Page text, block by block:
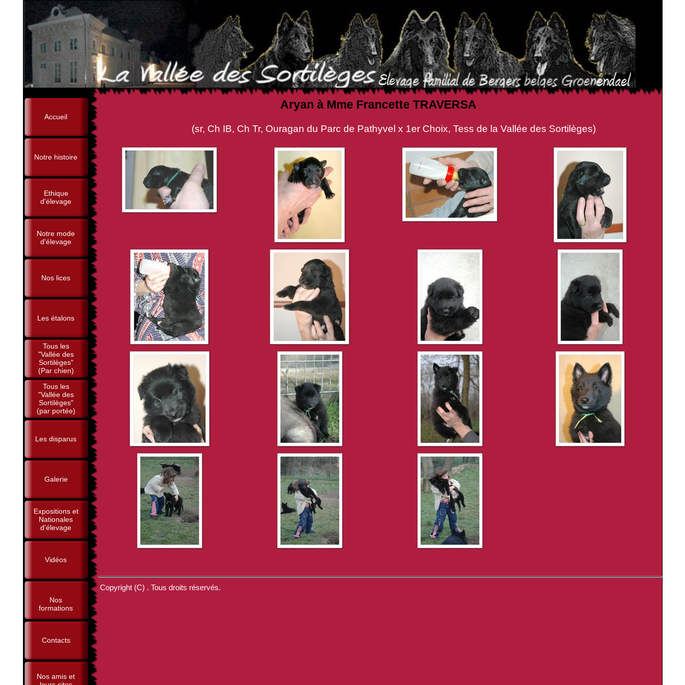
Accueil
Notre histoire
Ethique
d'élevage
Notre mode
d'élevage
Nos lices
Les étalons
Tous les
"Vallée des
Sortilèges"
(Par chien)
Tous les
"Vallée des
Sortilèges"
(par portée)
Les disparus
Galerie
Expositions et
Nationales
d'élevage
Vidéos
Nos
formations
Contacts
Nos amis et
Aryan à Mme Francette TRAVERSA
(sr, Ch IB, Ch Tr, Ouragan du Parc de Pathyvel x 1er Choix, Tess de la Vallée des Sortilèges)
Copyright (C) . Tous droits réservés.